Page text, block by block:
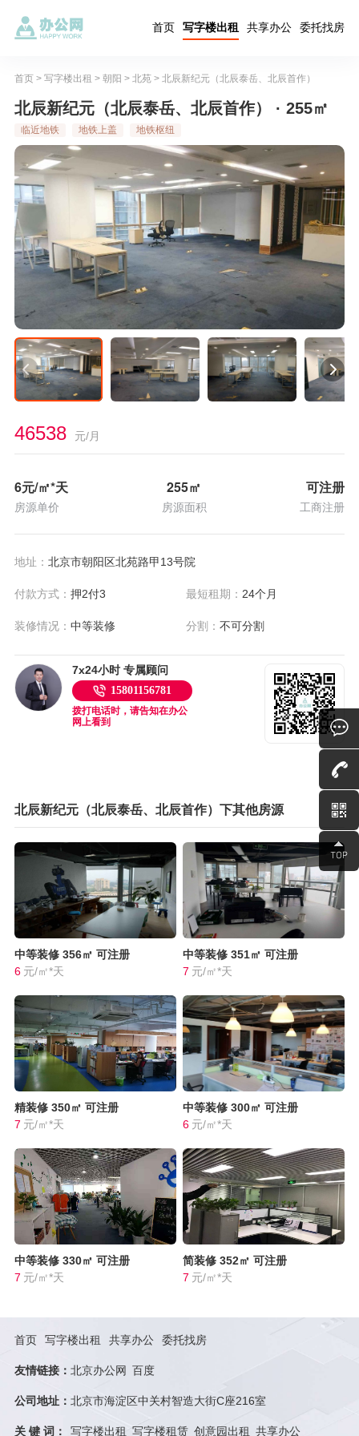
首页 写字楼出租 共享办公 委托找房
首页> 写字楼出租 > 朝阳 > 北苑> 北辰新纪元（北辰泰岳、北辰首作）
北辰新纪元（北辰泰岳、北辰首作） · 255㎡
临近地铁 地铁上盖 地铁枢纽
46538 元/月
6元/㎡*天
房源单价
255㎡
房源面积
可注册
工商注册
地址： 北京市朝阳区北苑路甲13号院
付款方式： 押2付3 最短租期： 24个月
装修情况： 中等装修 分割：不可分割
7x24小时 专属顾问
15801156781
拨打电话时，请告知在办公
网上看到
北辰新纪元（北辰泰岳、北辰首作）下其他房源
中等装修 356㎡ 可注册
6 元/㎡*天
中等装修 351㎡ 可注册
7 元/㎡*天
精装修 350㎡ 可注册
7 元/㎡*天
中等装修 300㎡ 可注册
6 元/㎡*天
中等装修 330㎡ 可注册
7 元/㎡*天
简装修 352㎡ 可注册
7 元/㎡*天
首页 写字楼出租 共享办公 委托找房
友情链接： 北京办公网 百度
公司地址： 北京市海淀区中关村智造大街C座216室
关 键 词： 写字楼出租 写字楼租赁 创意园出租 共享办公